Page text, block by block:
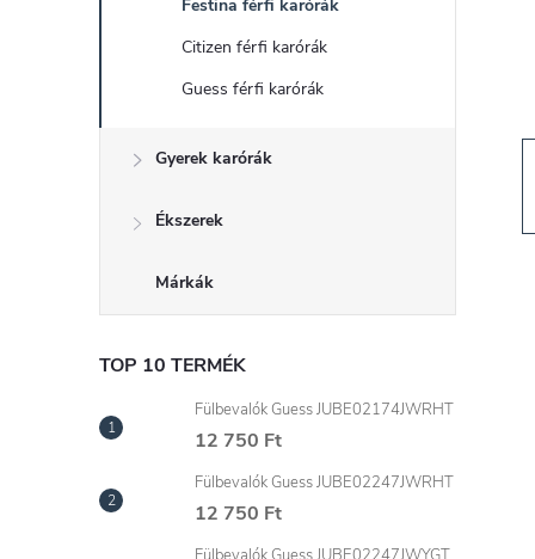
ó
n
e
l
Festina férfi karórák
Citizen férfi karórák
Guess férfi karórák
Gyerek karórák
Ékszerek
Márkák
TOP 10 TERMÉK
Fülbevalók Guess JUBE02174JWRHT
12 750 Ft
Fülbevalók Guess JUBE02247JWRHT
12 750 Ft